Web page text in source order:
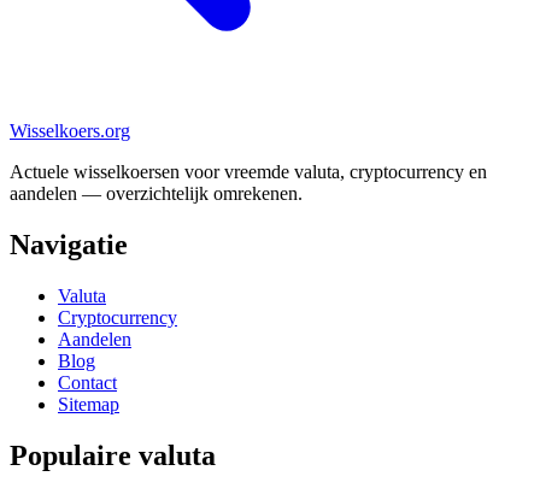
Wisselkoers.org
Actuele wisselkoersen voor vreemde valuta, cryptocurrency en
aandelen — overzichtelijk omrekenen.
Navigatie
Valuta
Cryptocurrency
Aandelen
Blog
Contact
Sitemap
Populaire valuta